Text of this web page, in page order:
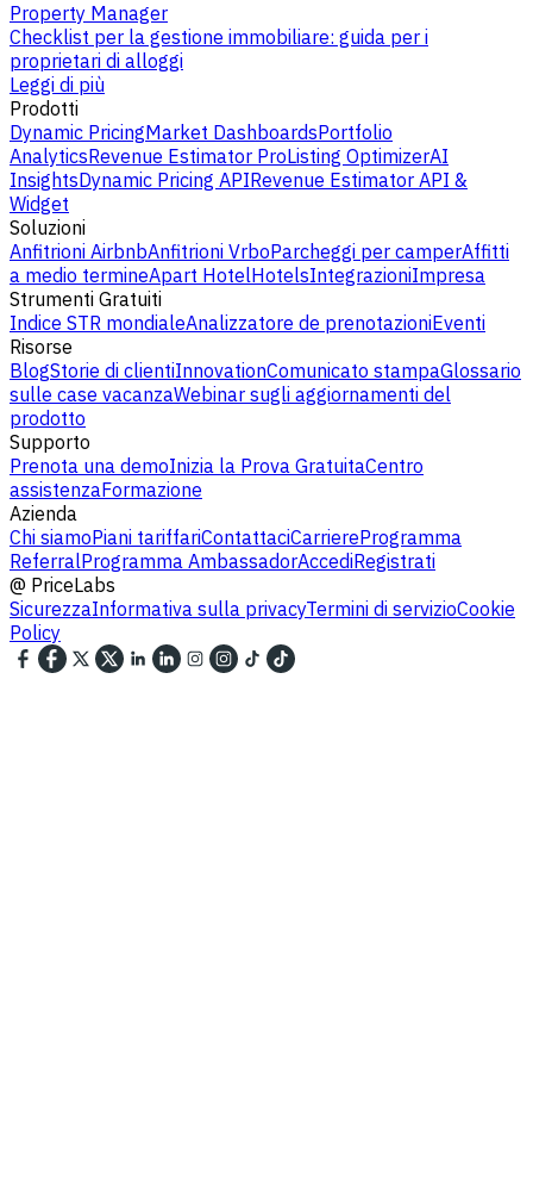
Property Manager
Checklist per la gestione immobiliare: guida per i
proprietari di alloggi
Leggi di più
Prodotti
Dynamic PricingMarket DashboardsPortfolio
AnalyticsRevenue Estimator ProListing OptimizerAI
InsightsDynamic Pricing APIRevenue Estimator API &
Widget
Soluzioni
Anfitrioni AirbnbAnfitrioni VrboParcheggi per camperAffitti
a medio termineApart HotelHotelsIntegrazioniImpresa
Strumenti Gratuiti
Indice STR mondialeAnalizzatore de prenotazioniEventi
Risorse
BlogStorie di clientiInnovationComunicato stampaGlossario
sulle case vacanzaWebinar sugli aggiornamenti del
prodotto
Supporto
Prenota una demoInizia la Prova GratuitaCentro
assistenzaFormazione
Azienda
Chi siamoPiani tariffariContattaciCarriereProgramma
ReferralProgramma AmbassadorAccediRegistrati
@ PriceLabs
SicurezzaInformativa sulla privacyTermini di servizioCookie
Policy